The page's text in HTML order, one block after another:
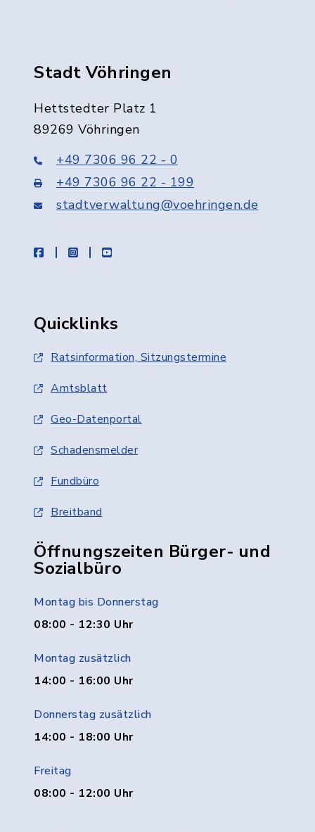
Stadt Vöhringen
Hettstedter Platz 1
89269 Vöhringen
+49 7306 96 22 - 0
+49 7306 96 22 - 199
stadtverwaltung@voehringen.de
facebookinstagramyoutube
Quicklinks
Ratsinformation, Sitzungstermine
Amtsblatt
Geo-Datenportal
Schadensmelder
Fundbüro
Breitband
Öffnungszeiten Bürger- und
Sozialbüro
Montag bis Donnerstag
08:00 - 12:30 Uhr
Montag zusätzlich
14:00 - 16:00 Uhr
Donnerstag zusätzlich
14:00 - 18:00 Uhr
Freitag
08:00 - 12:00 Uhr